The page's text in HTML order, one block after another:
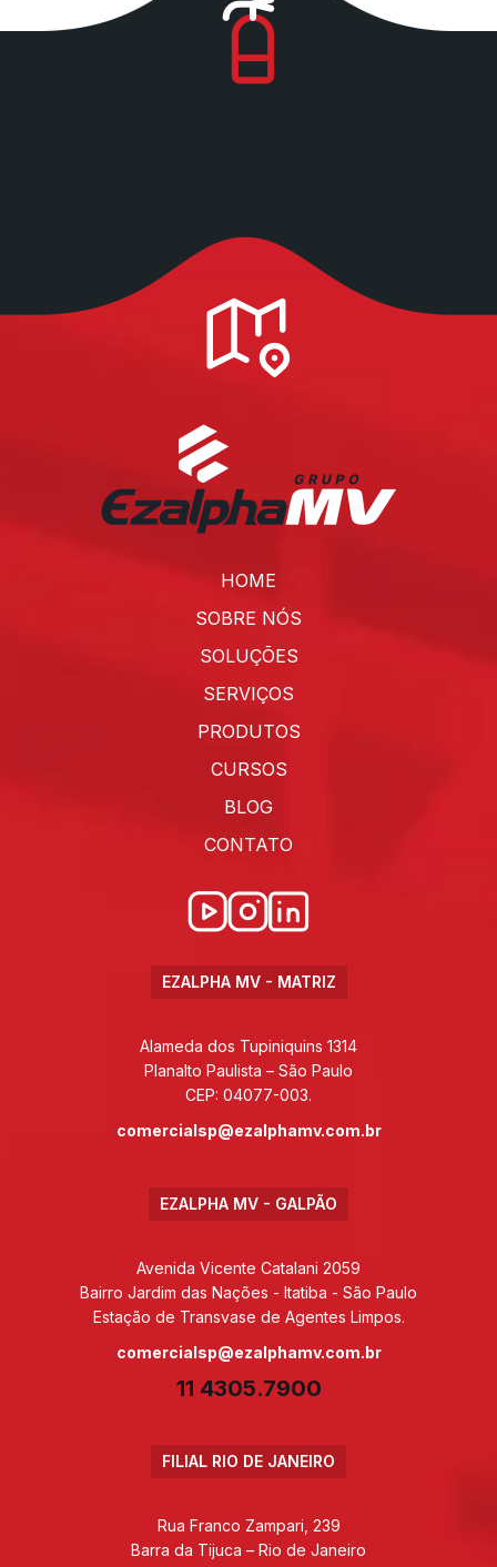
HOME
SOBRE NÓS
SOLUÇÕES
SERVIÇOS
PRODUTOS
CURSOS
BLOG
CONTATO
EZALPHA MV - MATRIZ
Alameda dos Tupiniquins 1314
Planalto Paulista – São Paulo
CEP: 04077-003.
comercialsp@ezalphamv.com.br
EZALPHA MV - GALPÃO
Avenida Vicente Catalani 2059
Bairro Jardim das Nações - Itatiba - São Paulo
Estação de Transvase de Agentes Limpos.
comercialsp@ezalphamv.com.br
11 4305.7900
FILIAL RIO DE JANEIRO
Rua Franco Zampari, 239
Barra da Tijuca – Rio de Janeiro